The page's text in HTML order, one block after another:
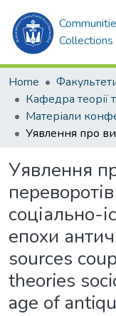
Collections
Home
Уявлення
соціально-
епохи
sources
theories
age of